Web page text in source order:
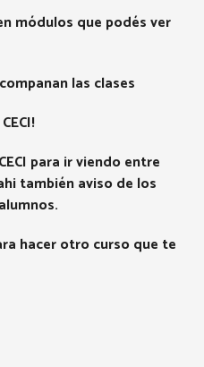
módulos que podés ver
las clases
para ir viendo entre
también aviso de los
hacer otro curso que te